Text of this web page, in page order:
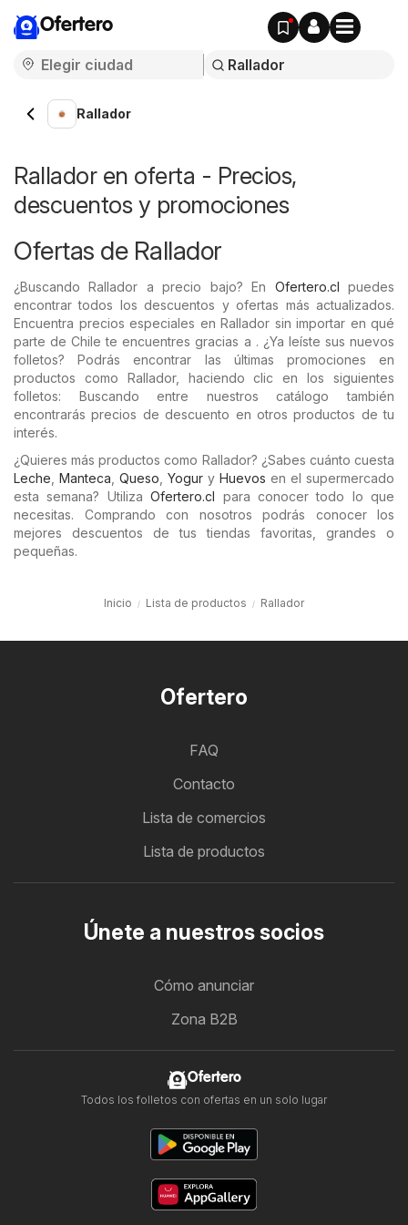
Ofertero
Rallador
Rallador en oferta - Precios,
descuentos y promociones
Ofertas de Rallador
¿Buscando Rallador a precio bajo? En Ofertero.cl puedes
encontrar todos los descuentos y ofertas más actualizados.
Encuentra precios especiales en Rallador sin importar en qué
parte de Chile te encuentres gracias a . ¿Ya leíste sus nuevos
folletos? Podrás encontrar las últimas promociones en
productos como Rallador, haciendo clic en los siguientes
folletos: Buscando entre nuestros catálogo también
encontrarás precios de descuento en otros productos de tu
interés.
¿Quieres más productos como Rallador? ¿Sabes cuánto cuesta
Leche Manteca Queso Yogur y Huevos en el supermercado
esta semana? UtilizaOfertero.cl para conocer todo lo que
necesitas. Comprando con nosotros podrás conocer los
mejores descuentos de tus tiendas favoritas, grandes o
pequeñas.
Inicio Lista de productos Rallador
Ofertero
FAQ
Contacto
Lista de comercios
Lista de productos
Únete a nuestros socios
Cómo anunciar
Zona B2B
Ofertero
Todos los folletos con ofertas en un solo lugar